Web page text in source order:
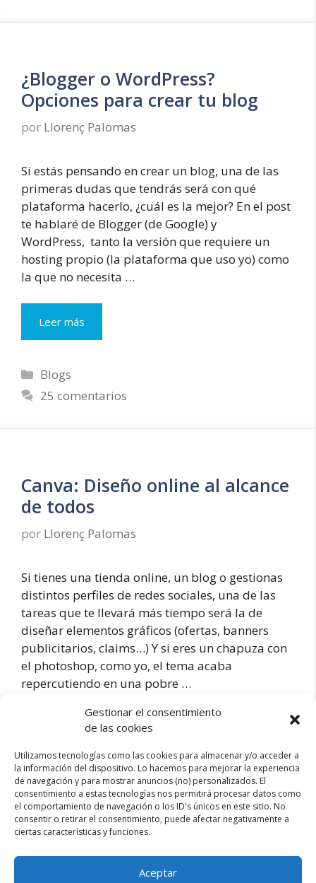
Gestionar el consentimiento
de las cookies
Utilizamos tecnologías como las cookies para almacenar y/o acceder a
la información del dispositivo. Lo hacemos para mejorar la experiencia
de navegación y para mostrar anuncios (no) personalizados. El
consentimiento a estas tecnologías nos permitirá procesar datos como
el comportamiento de navegación o los ID's únicos en este sitio. No
consentir o retirar el consentimiento, puede afectar negativamente a
ciertas características y funciones.
Aceptar
tu
Blog
¿Blogger o WordPress?
Opciones para crear tu blog
por Llorenç Palomas
Si estás pensando en crear un blog, una de las
primeras dudas que tendrás será con qué
plataforma hacerlo, ¿cuál es la mejor? En el post
te hablaré de Blogger (de Google) y
WordPress, tanto la versión que requiere un
hosting propio (la plataforma que uso yo) como
la que no necesita …
Leer más
o
crear
Categorías
Blogs
25 comentarios
Canva: Diseño online al alcance
de todos
por Llorenç Palomas
Si tienes una tienda online, un blog o gestionas
distintos perfiles de redes sociales, una de las
tareas que te llevará más tiempo será la de
diseñar elementos gráficos (ofertas, banners
publicitarios, claims…) Y si eres un chapuza con
el photoshop, como yo, el tema acaba
repercutiendo en una pobre …
Canva:
online
al
alcance
de
todos
Categorías
Blogs
3 comentarios